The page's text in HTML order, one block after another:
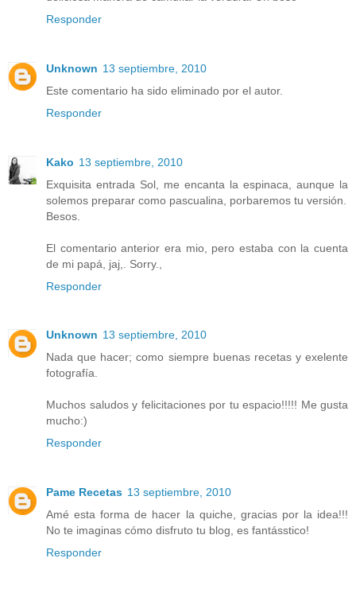
Responder
Unknown 13 septiembre, 2010
Este comentario ha sido eliminado por el autor.
Responder
Kako 13 septiembre, 2010
Exquisita entrada Sol, me encanta la espinaca, aunque la
solemos preparar como pascualina, porbaremos tu versión.
Besos.
El comentario anterior era mio, pero estaba con la cuenta
de mi papá, jaj,. Sorry.,
Responder
Unknown 13 septiembre, 2010
Nada que hacer; como siempre buenas recetas y exelente
fotografía.
Muchos saludos y felicitaciones por tu espacio!!!!! Me gusta
mucho:)
Responder
Pame Recetas 13 septiembre, 2010
Amé esta forma de hacer la quiche, gracias por la idea!!!
No te imaginas cómo disfruto tu blog, es fantásstico!
Responder